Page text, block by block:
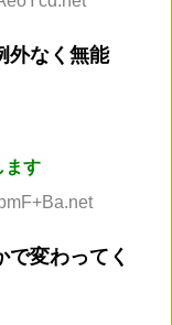
外なく無能
ます
変わってく